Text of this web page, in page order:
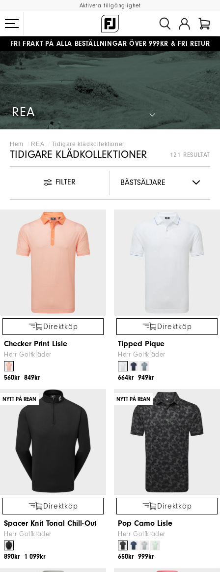
Aktivera tillgänglighet
#1 SHOE IN GOLF #1 GLOVE IN GOLF
FRI FRAKTPÅ ALLA BESTÄLLNINGAR ÖVER 999KR & FRI RETUR
REA
Hem REA Tidigare klädkollektioner
TIDIGARE KLÄDKOLLEKTIONER 121 RESULTAT
FILTER
Direktköp
Checker Print Lisle
Herr Golfkläder
849kr
560kr
Direktköp
Tipped Pique
Herr Golfkläder
949kr
664kr
NYTT PÅ REAN
Direktköp
Spacer Knit Tonal Chill-Out
Herr Golfkläder
1 099kr
890kr
NYTT PÅ REAN
Direktköp
Pop Camo Lisle
Herr Golfkläder
999kr
650kr